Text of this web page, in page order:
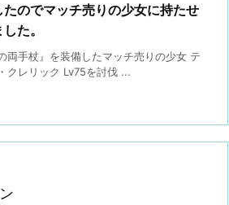
たのでマッチ売りの少女に持たせ
た。
両手杖』を装備したマッチ売りの少女 テ
クレリック Lv75を討伐 ...